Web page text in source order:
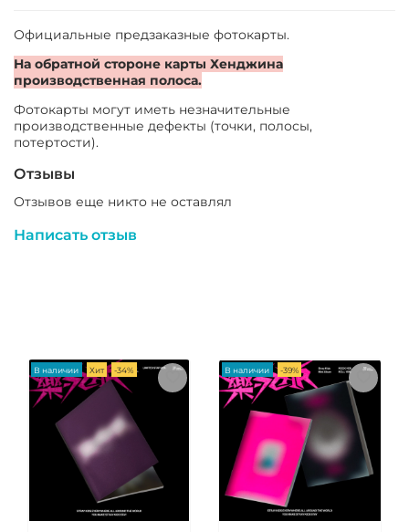
Официальные предзаказные фотокарты.
На обратной стороне карты Хенджина
производственная полоса.
Фотокарты могут иметь незначительные
производственные дефекты (точки, полосы,
потертости).
Отзывы
Отзывов еще никто не оставлял
Написать отзыв
В наличии Хит -34% В наличии -39%